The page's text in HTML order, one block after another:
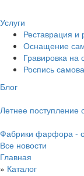
Услуги
Реставрация и
Оснащение
Гравировка на
Роспись
Блог
Летнее поступление
Фабрики фарфора -
Все новости
Главная
» Каталог